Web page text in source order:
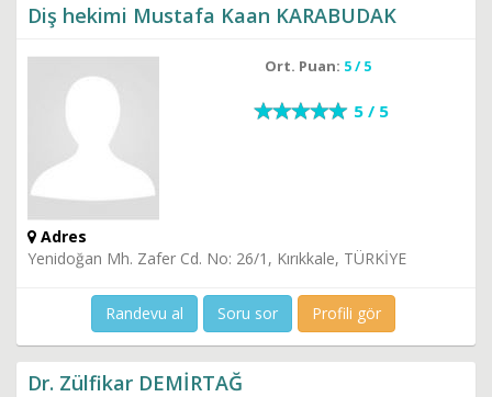
Diş hekimi Mustafa Kaan KARABUDAK
Ort. Puan: 5 / 5
5 / 5
Adres
Yenidoğan Mh. Zafer Cd. No: 26/1, Kırıkkale, TÜRKİYE
Randevu al Soru sor Profili gör
Dr. Zülfikar DEMİRTAĞ